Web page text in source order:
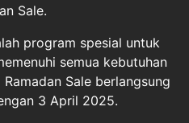
Sale.
program spesial untuk
semua kebutuhan
Sale berlangsung
3 April 2025.